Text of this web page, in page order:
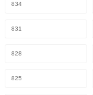
834
831
828
825